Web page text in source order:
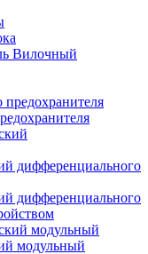
Вилочный
дифференциального
дифференциального
модульный